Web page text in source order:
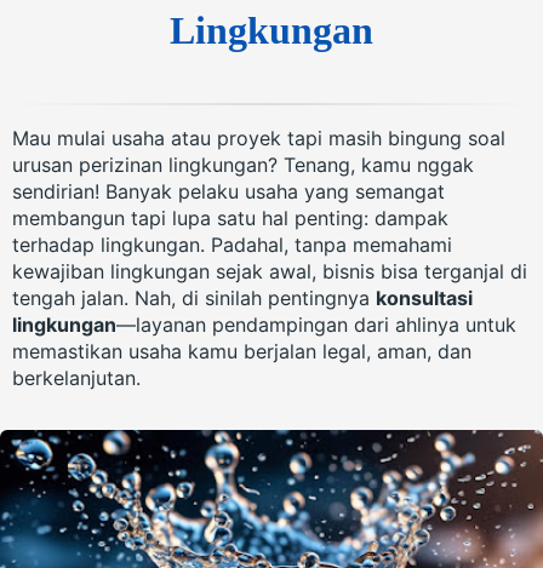
Lingkungan
Mau mulai usaha atau proyek tapi masih bingung soal
urusan perizinan lingkungan? Tenang, kamu nggak
sendirian! Banyak pelaku usaha yang semangat
membangun tapi lupa satu hal penting: dampak
terhadap lingkungan. Padahal, tanpa memahami
kewajiban lingkungan sejak awal, bisnis bisa terganjal di
tengah jalan. Nah, di sinilah pentingnya konsultasi
lingkungan—layanan pendampingan dari ahlinya untuk
memastikan usaha kamu berjalan legal, aman, dan
berkelanjutan.